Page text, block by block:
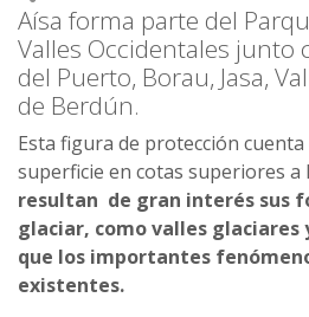
Aísa forma parte del
Valles Occidentales junto
del Puerto, Borau, Jasa,
de Berdún.
Esta figura de protección
superficie en cotas superiores a
resultan de gran interés sus
glaciar, como valles glaciares
que los importantes
existentes.